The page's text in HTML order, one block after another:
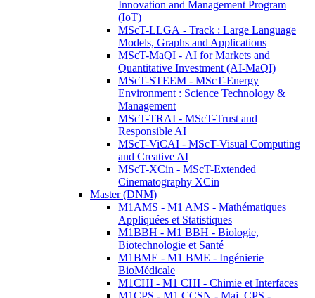
Innovation and Management Program
(IoT)
MScT-LLGA - Track : Large Language
Models, Graphs and Applications
MScT-MaQI - AI for Markets and
Quantitative Investment (AI-MaQI)
MScT-STEEM - MScT-Energy
Environment : Science Technology &
Management
MScT-TRAI - MScT-Trust and
Responsible AI
MScT-ViCAI - MScT-Visual Computing
and Creative AI
MScT-XCin - MScT-Extended
Cinematography XCin
Master (DNM)
M1AMS - M1 AMS - Mathématiques
Appliquées et Statistiques
M1BBH - M1 BBH - Biologie,
Biotechnologie et Santé
M1BME - M1 BME - Ingénierie
BioMédicale
M1CHI - M1 CHI - Chimie et Interfaces
M1CPS - M1 CCSN - Maj. CPS -